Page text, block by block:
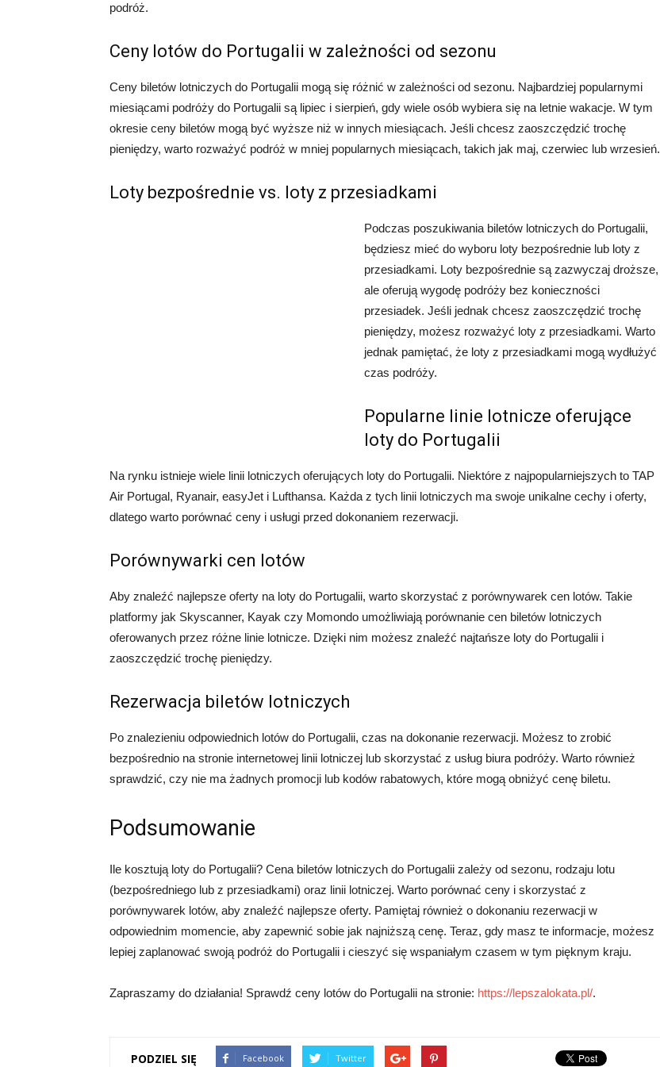
podróż.
Ceny lotów do Portugalii w zależności od sezonu
Ceny biletów lotniczych do Portugalii mogą się różnić w zależności od sezonu. Najbardziej popularnymi
miesiącami podróży do Portugalii są lipiec i sierpień, gdy wiele osób wybiera się na letnie wakacje. W tym
okresie ceny biletów mogą być wyższe niż w innych miesiącach. Jeśli chcesz zaoszczędzić trochę
pieniędzy, warto rozważyć podróż w mniej popularnych miesiącach, takich jak maj, czerwiec lub wrzesień.
Loty bezpośrednie vs. loty z przesiadkami
Podczas poszukiwania biletów lotniczych do Portugalii,
będziesz mieć do wyboru loty bezpośrednie lub loty z
przesiadkami. Loty bezpośrednie są zazwyczaj droższe,
ale oferują wygodę podróży bez konieczności
przesiadek. Jeśli jednak chcesz zaoszczędzić trochę
pieniędzy, możesz rozważyć loty z przesiadkami. Warto
jednak pamiętać, że loty z przesiadkami mogą wydłużyć
czas podróży.
Popularne linie lotnicze oferujące
loty do Portugalii
Na rynku istnieje wiele linii lotniczych oferujących loty do Portugalii. Niektóre z najpopularniejszych to TAP
Air Portugal, Ryanair, easyJet i Lufthansa. Każda z tych linii lotniczych ma swoje unikalne cechy i oferty,
dlatego warto porównać ceny i usługi przed dokonaniem rezerwacji.
Porównywarki cen lotów
Aby znaleźć najlepsze oferty na loty do Portugalii, warto skorzystać z porównywarek cen lotów. Takie
platformy jak Skyscanner, Kayak czy Momondo umożliwiają porównanie cen biletów lotniczych
oferowanych przez różne linie lotnicze. Dzięki nim możesz znaleźć najtańsze loty do Portugalii i
zaoszczędzić trochę pieniędzy.
Rezerwacja biletów lotniczych
Po znalezieniu odpowiednich lotów do Portugalii, czas na dokonanie rezerwacji. Możesz to zrobić
bezpośrednio na stronie internetowej linii lotniczej lub skorzystać z usług biura podróży. Warto również
sprawdzić, czy nie ma żadnych promocji lub kodów rabatowych, które mogą obniżyć cenę biletu.
Podsumowanie
Ile kosztują loty do Portugalii? Cena biletów lotniczych do Portugalii zależy od sezonu, rodzaju lotu
(bezpośredniego lub z przesiadkami) oraz linii lotniczej. Warto porównać ceny i skorzystać z
porównywarek lotów, aby znaleźć najlepsze oferty. Pamiętaj również o dokonaniu rezerwacji w
odpowiednim momencie, aby zapewnić sobie jak najniższą cenę. Teraz, gdy masz te informacje, możesz
lepiej zaplanować swoją podróż do Portugalii i cieszyć się wspaniałym czasem w tym pięknym kraju.
Zapraszamy do działania! Sprawdź ceny lotów do Portugalii na stronie: https://lepszalokata.pl/.
PODZIEL SIĘ Facebook Twitter